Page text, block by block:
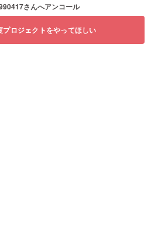
さんへアンコール
プロジェクトをやってほしい